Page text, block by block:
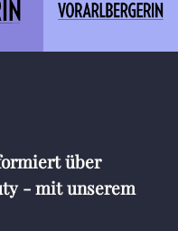
über
- mit unserem